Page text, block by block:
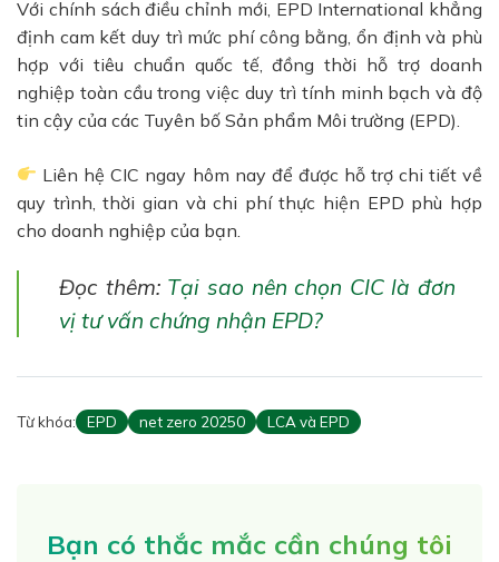
Với chính sách điều chỉnh mới, EPD International khẳng
định cam kết duy trì mức phí công bằng, ổn định và phù
hợp với tiêu chuẩn quốc tế, đồng thời hỗ trợ doanh
nghiệp toàn cầu trong việc duy trì tính minh bạch và độ
tin cậy của các Tuyên bố Sản phẩm Môi trường (EPD).
Liên hệ CIC ngay hôm nay để được hỗ trợ chi tiết về
quy trình, thời gian và chi phí thực hiện EPD phù hợp
cho doanh nghiệp của bạn.
Đọc thêm: Tại sao nên chọn CIC là đơn
vị tư vấn chứng nhận EPD?
Từ khóa: EPD net zero 20250 LCA và EPD
Bạn có thắc mắc cần chúng tôi